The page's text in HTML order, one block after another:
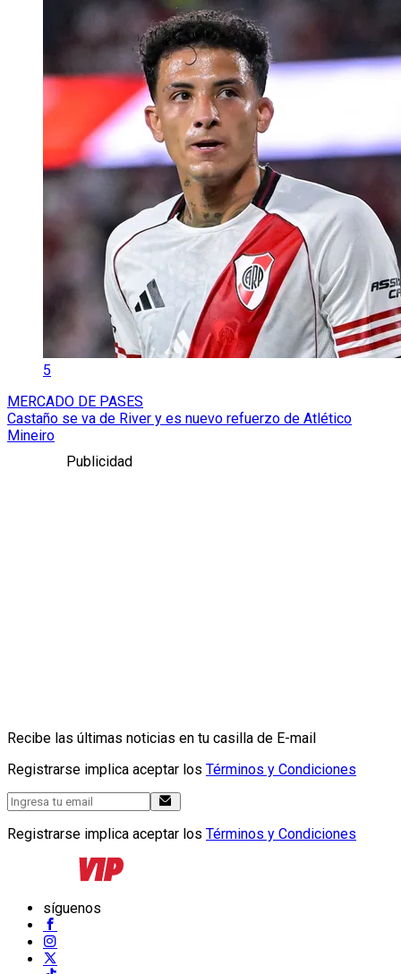
5
MERCADO DE PASES
Castaño se va de River y es nuevo refuerzo de Atlético
Mineiro
Publicidad
Recibe las últimas noticias en tu casilla de E-mail
Registrarse implica aceptar los Términos y Condiciones
Registrarse implica aceptar los Términos y Condiciones
síguenos